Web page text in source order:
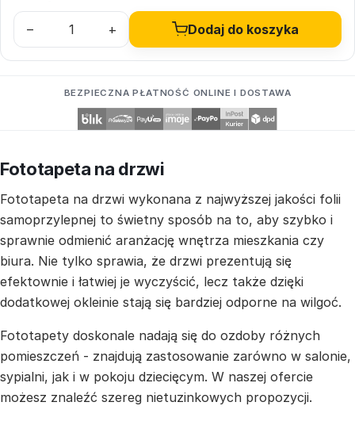
– + Dodaj do koszyka
BEZPIECZNA PŁATNOŚĆ ONLINE I DOSTAWA
Fototapeta na drzwi
Fototapeta na drzwi wykonana z najwyższej jakości folii
samoprzylepnej to świetny sposób na to, aby szybko i
sprawnie odmienić aranżację wnętrza mieszkania czy
biura. Nie tylko sprawia, że drzwi prezentują się
efektownie i łatwiej je wyczyścić, lecz także dzięki
dodatkowej okleinie stają się bardziej odporne na wilgoć.
Fototapety doskonale nadają się do ozdoby różnych
pomieszczeń - znajdują zastosowanie zarówno w salonie,
sypialni, jak i w pokoju dziecięcym. W naszej ofercie
możesz znaleźć szereg nietuzinkowych propozycji.